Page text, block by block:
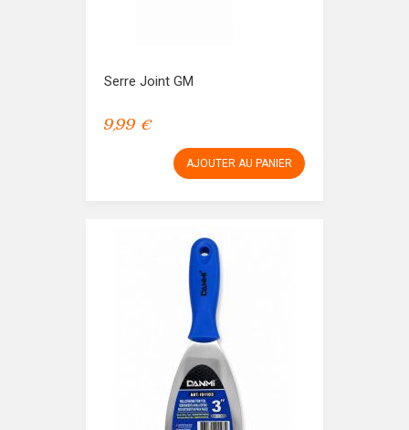
Serre Joint GM
9,99 €
AJOUTER AU PANIER